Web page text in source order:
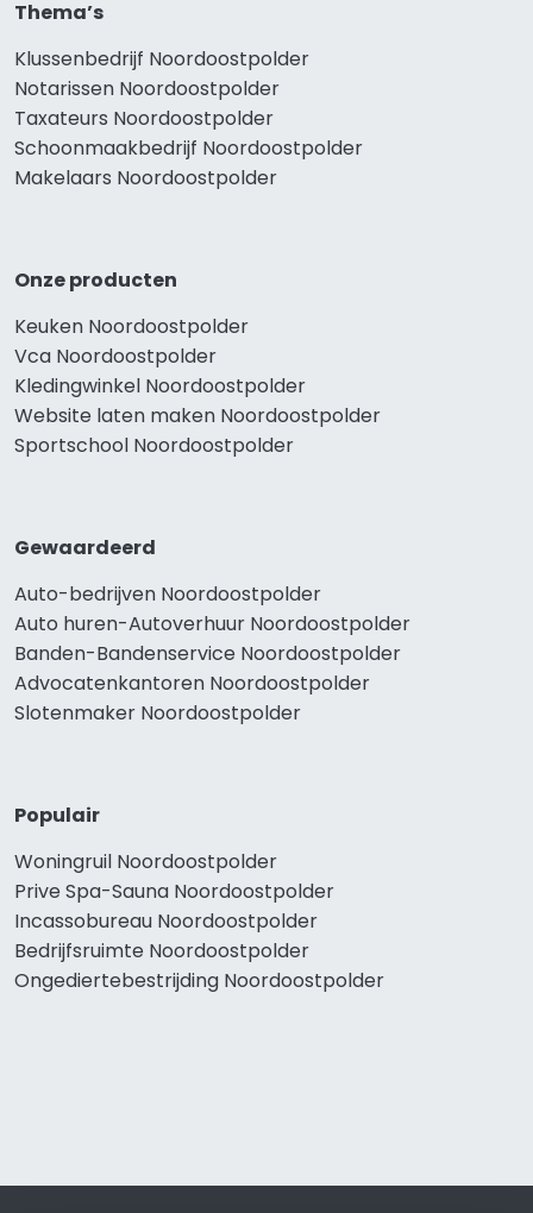
Thema’s
Klussenbedrijf Noordoostpolder
Notarissen Noordoostpolder
Taxateurs Noordoostpolder
Schoonmaakbedrijf Noordoostpolder
Makelaars Noordoostpolder
Onze producten
Keuken Noordoostpolder
Vca Noordoostpolder
Kledingwinkel Noordoostpolder
Website laten maken Noordoostpolder
Sportschool Noordoostpolder
Gewaardeerd
Auto-bedrijven Noordoostpolder
Auto huren-Autoverhuur Noordoostpolder
Banden-Bandenservice Noordoostpolder
Advocatenkantoren Noordoostpolder
Slotenmaker Noordoostpolder
Populair
Woningruil Noordoostpolder
Prive Spa-Sauna Noordoostpolder
Incassobureau Noordoostpolder
Bedrijfsruimte Noordoostpolder
Ongediertebestrijding Noordoostpolder